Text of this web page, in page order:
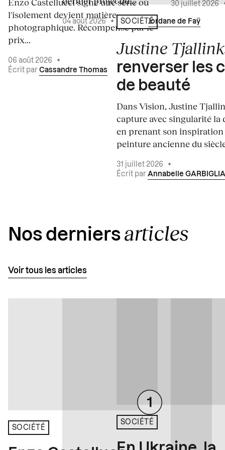
l'isolement devient matière
photographique. Récompensé par le
prix...
06 août 2026
•
Écrit par Cassandre Thomas
04 août 2026 • Écrit par Jordane de Faÿ
SOCIÉTÉ
Justine
renverser les
de beauté
Dans Vision, Justine
capture avec singularité la
en prenant son inspiration
peinture ancienne du
31 juillet 2026
•
Écrit par Annabelle GARBIGLIA
30 juillet 2026
Nos derniers articles
Voir tous les articles
SOCIÉTÉ
SOCIÉTÉ